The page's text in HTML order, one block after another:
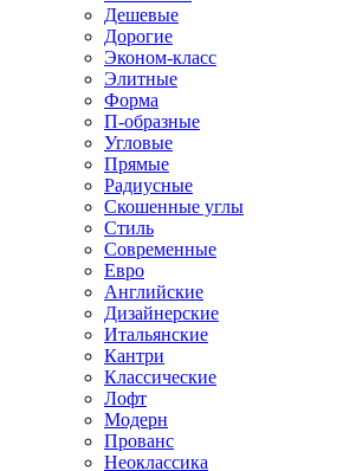
Дешевые
Дорогие
Эконом-класс
Элитные
Форма
П-образные
Угловые
Прямые
Радиусные
Скошенные углы
Стиль
Современные
Евро
Английские
Дизайнерские
Итальянские
Кантри
Классические
Лофт
Модерн
Прованс
Неоклассика